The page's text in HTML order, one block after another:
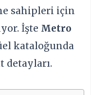
sahipleri için
İşte Metro
kataloğunda
detayları.